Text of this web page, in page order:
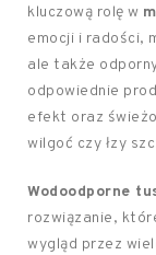
kluczową rolę w
emocji i radości,
ale także
odpowiednie
efekt oraz
wilgoć czy łzy
Wodoodporne
rozwiązanie,
wygląd przez